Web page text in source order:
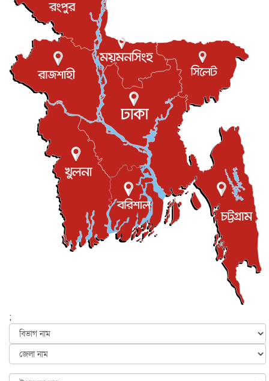
বিরোধ কাটিয়ে কূটনৈতিক সম্পর্ক পুনঃস্থাপন করছে মেক্সিকো ও
আন্তর্জাতিক
এবার ওটিটিতে মুক্তি পেল ‘মালিক’
বিনোদন ৮ আগস্ট, ২০২৬
রিয়ালকে ‘না’ বলা রদ্রির জন্য বার্সার কাছে কত চাইল ম্যানসিটি
খেলাধুলা
শিল্পকলায় চলচ্চিত্র উৎসব, বিনা মূল্যে দেখা যাবে ৬ সিনেমা
বিনোদন ৮ আগস্ট, ২০২৬
ইস্ট লন্ডন মসজিদের জুমার খুতবা : “কুরআন হোক জীবন দেখার
লেন্স...
ইসলাম ও জীবন ৭ আগস্ট, ২০২৬
সিলেটের কন্যা মোহিনী রশিদ এনওয়াইপিডির উচ্চপদস্থ কর্মকর্তা
দেশজুড়ে ৬ আগস্ট, ২০২৬
আজ থেকে সবার জন্য উন্মুক্ত জুলাই স্মৃতি জাদুঘর
৬ আগস্ট, ২০২৬
৬ আগস্ট, ২০২৬
জুলাইয়ের কৃতিত্ব নেওয়ার জন্য সবাই প্রতিযোগিতায় নেমেছে :
৬ আগস্ট, ২০২৬
;